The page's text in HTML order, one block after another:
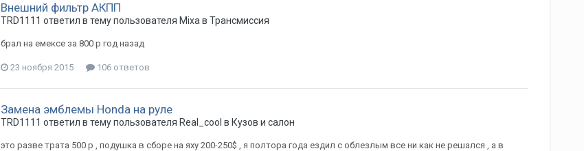
Внешний фильтр АКПП
TRD1111 ответил в тему пользователя Mixa в Трансмиссия
брал на емексе за 800 р год назад
23 ноября 2015 106 ответов
Замена эмблемы Honda на руле
TRD1111 ответил в тему пользователя Real_cool в Кузов и салон
это разве трата 500 р , подушка в сборе на яху 200-250$ , я полтора года ездил с облезлым все ни как не решался , а в